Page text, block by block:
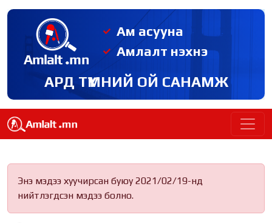
Ам асууна
Амлалт нэхнэ
АРД ТҮМНИЙ ОЙ САНАМЖ
Энэ мэдээ хуучирсан буюу 2021/02/19-нд
нийтлэгдсэн мэдээ болно.